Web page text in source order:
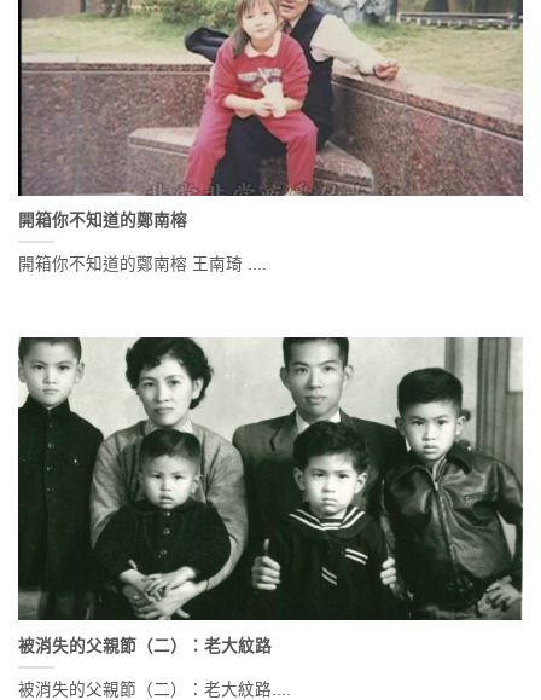
開箱你不知道的鄭南榕
開箱你不知道的鄭南榕 王南琦 ....
被消失的父親節（二）：老大紋路
被消失的父親節（二）：老大紋路....